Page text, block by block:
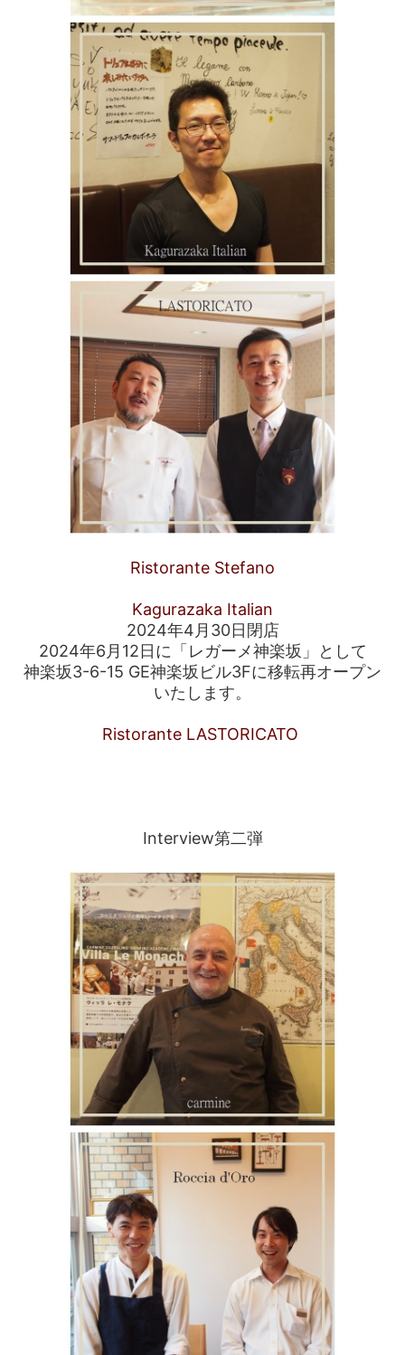
Ristorante Stefano
Kagurazaka Italian
2024年4月30日閉店
2024年6月12日に「レガーメ神楽坂」として
神楽坂3-6-15 GE神楽坂ビル3Fに移転再オープン
いたします。
Ristorante LASTORICATO
Interview第二弾